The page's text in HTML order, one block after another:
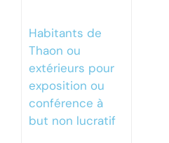
Habitants de
Thaon ou
extérieurs pour
exposition ou
conférence à
but non lucratif